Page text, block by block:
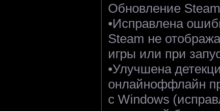
Обновление
•Исправлена
Steam не
игры или при
•Улучшена
онлайноффлайн
с Windows